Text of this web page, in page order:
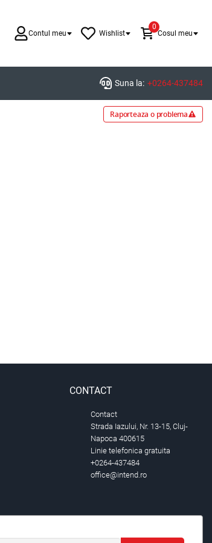
Contul meu Wishlist
0
Cosul meu
Suna la: +0264-437484
Raporteaza o problema
CONTACT
Contact
Strada Iazului, Nr. 13-15, Cluj-
Napoca 400615
Linie telefonica gratuita
+0264-437484
office@intend.ro